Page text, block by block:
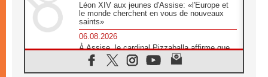
Léon XIV aux jeunes d'Assise: «l'Europe et
le monde cherchent en vous de nouveaux
saints»
06.08.2026
À Assise, le cardinal Pizzaballa affirme que
«les chrétiens veulent la paix»
06.08.2026